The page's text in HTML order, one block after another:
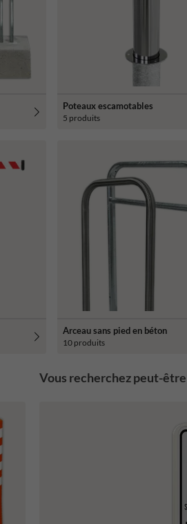
Poteaux escamotables
5 produits
Arceau sans pied en béton
10 produits
Vous recherchez peut-être